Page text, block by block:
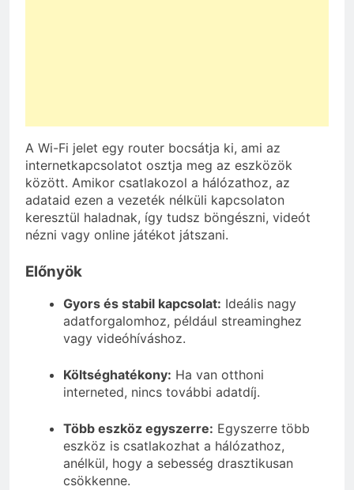
A Wi-Fi jelet egy router bocsátja ki, ami az
internetkapcsolatot osztja meg az eszközök
között. Amikor csatlakozol a hálózathoz, az
adataid ezen a vezeték nélküli kapcsolaton
keresztül haladnak, így tudsz böngészni, videót
nézni vagy online játékot játszani.
Előnyök
Gyors és stabil kapcsolat: Ideális nagy
adatforgalomhoz, például streaminghez
vagy videóhíváshoz.
Költséghatékony: Ha van otthoni
interneted, nincs további adatdíj.
Több eszköz egyszerre: Egyszerre több
eszköz is csatlakozhat a hálózathoz,
anélkül, hogy a sebesség drasztikusan
csökkenne.